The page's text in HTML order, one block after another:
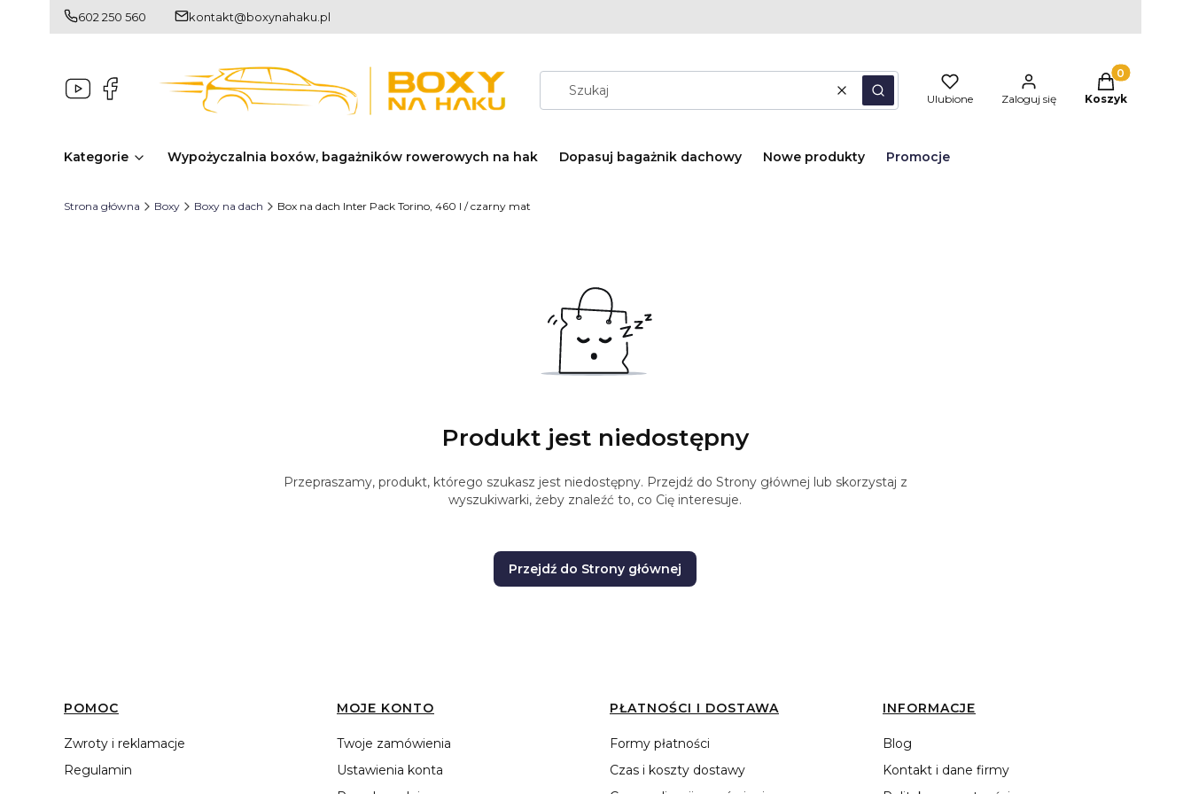
602 250 560 kontakt@boxynahaku.pl
WyczyśćSzukaj Ulubione Zaloguj się
Produkty w
Koszyk
Kategorie Wypożyczalnia boxów, bagażników rowerowych na hak Dopasuj bagażnik dachowy Nowe produkty Promocje
Strona główna Boxy Boxy na dach Box na dach Inter Pack Torino, 460 l / czarny mat
Produkt jest niedostępny
Przepraszamy, produkt, którego szukasz jest niedostępny. Przejdź do Strony głównej lub skorzystaj z
wyszukiwarki, żeby znaleźć to, co Cię interesuje.
Przejdź do Strony głównej
Linki w stopce
POMOC
Zwroty i reklamacje
Regulamin
MOJE KONTO
Twoje zamówienia
Ustawienia konta
PŁATNOŚCI I DOSTAWA
Formy płatności
Czas i koszty dostawy
INFORMACJE
Blog
Kontakt i dane firmy